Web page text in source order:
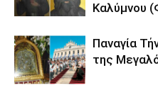
Καλύμνου
Παναγία
της